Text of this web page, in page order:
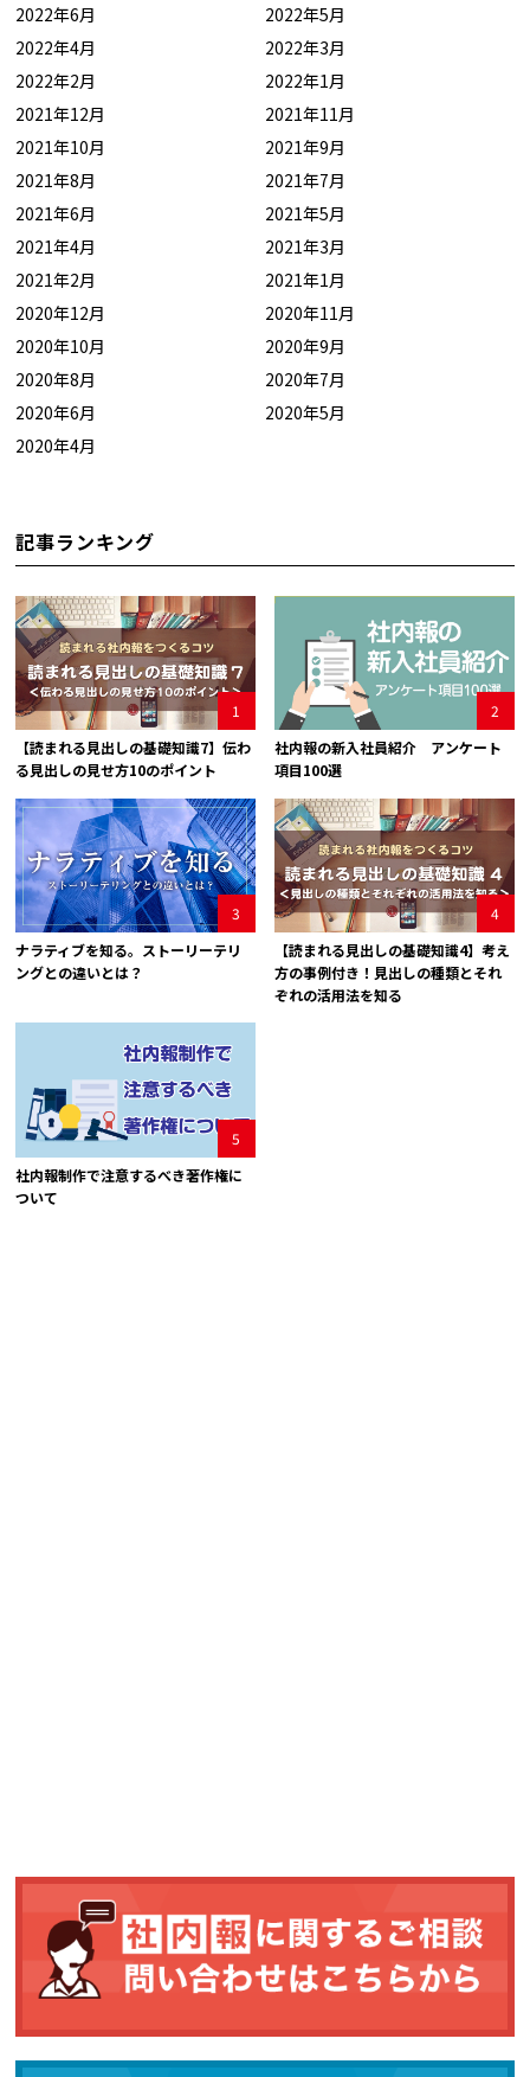
2022年6月
2022年5月
2022年4月
2022年3月
2022年2月
2022年1月
2021年12月
2021年11月
2021年10月
2021年9月
2021年8月
2021年7月
2021年6月
2021年5月
2021年4月
2021年3月
2021年2月
2021年1月
2020年12月
2020年11月
2020年10月
2020年9月
2020年8月
2020年7月
2020年6月
2020年5月
2020年4月
記事ランキング
1
【読まれる見出しの基礎知識7】伝わ
る見出しの見せ方10のポイント
2
社内報の新入社員紹介 アンケート
項目100選
3
ナラティブを知る。ストーリーテリ
ングとの違いとは？
4
【読まれる見出しの基礎知識4】考え
方の事例付き！見出しの種類とそれ
ぞれの活用法を知る
5
社内報制作で注意するべき著作権に
ついて